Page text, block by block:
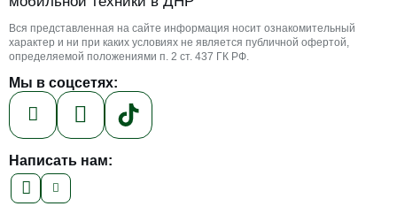
Вся представленная на сайте информация носит ознакомительный
характер и ни при каких условиях не является публичной офертой,
определяемой положениями п. 2 ст. 437 ГК РФ.
Мы в соцсетях:
Написать нам: